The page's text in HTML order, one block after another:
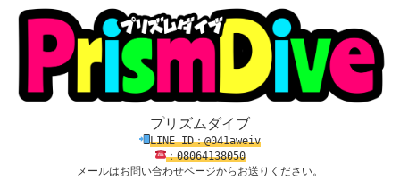
プリズムダイブ
LINE ID：@041aweiv
：08064138050
メールはお問い合わせページからお送りください。